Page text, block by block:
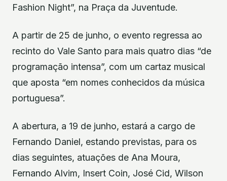
Fashion Night”, na Praça da Juventude.
A partir de 25 de junho, o evento regressa ao
recinto do Vale Santo para mais quatro dias “de
programação intensa”, com um cartaz musical
que aposta “em nomes conhecidos da música
portuguesa”.
A abertura, a 19 de junho, estará a cargo de
Fernando Daniel, estando previstas, para os
dias seguintes, atuações de Ana Moura,
Fernando Alvim, Insert Coin, José Cid, Wilson